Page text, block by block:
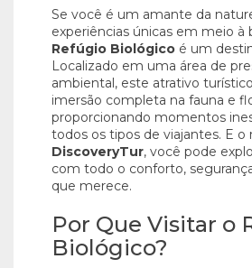
Se você é um amante da
experiências únicas em meio à
Refúgio Biológico é um
Localizado em uma área de
ambiental, este atrativo
imersão completa na fauna e
proporcionando momentos
todos os tipos de viajantes. E o
DiscoveryTur, você pode
com todo o conforto,
que merece.
Por Que Visitar o
Biológico?